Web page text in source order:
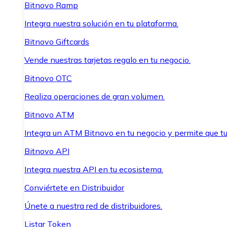
Bitnovo Ramp
Integra nuestra solución en tu plataforma.
Bitnovo Giftcards
Vende nuestras tarjetas regalo en tu negocio.
Bitnovo OTC
Realiza operaciones de gran volumen.
Bitnovo ATM
Integra un ATM Bitnovo en tu negocio y permite que
Bitnovo API
Integra nuestra API en tu ecosistema.
Conviértete en Distribuidor
Únete a nuestra red de distribuidores.
Listar Token